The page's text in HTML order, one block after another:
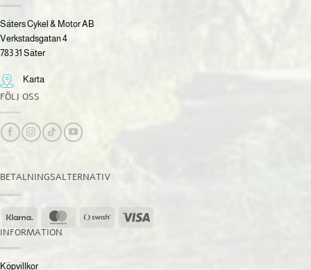
Säters Cykel & Motor AB
Verkstadsgatan 4
783 31 Säter
Karta
FÖLJ OSS
BETALNINGSALTERNATIV
Klarna MasterCardSwish
INFORMATION
Köpvillkor